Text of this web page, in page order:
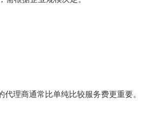
理商通常比单纯比较服务费更重要。